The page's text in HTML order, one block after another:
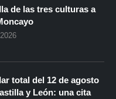
de las tres culturas a
total del 12 de agosto
y León: una cita